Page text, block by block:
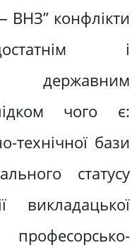
ВНЗ” конфлікти
і
чого є:
технічної бази
статусу
викладацької
професорсько-